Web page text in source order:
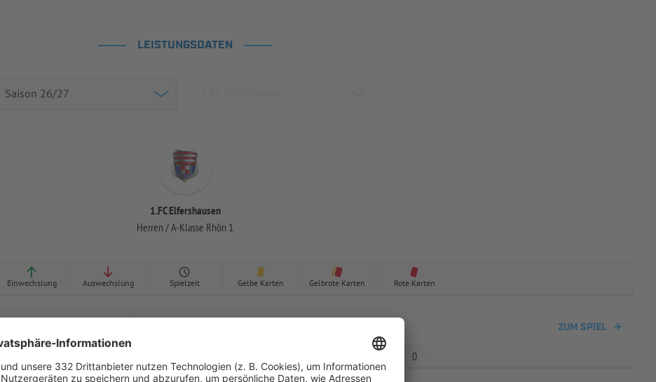
LEISTUNGSDATEN
1.FC Elfershausen
Herren / A-Klasse Rhön 1
Einwechslung Auswechslung Spielzeit Gelbe Karten Gelbrote Karten Rote Karten
ZUM SPIEL
0